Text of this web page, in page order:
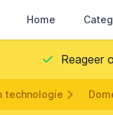
Home
Reageer
technologie